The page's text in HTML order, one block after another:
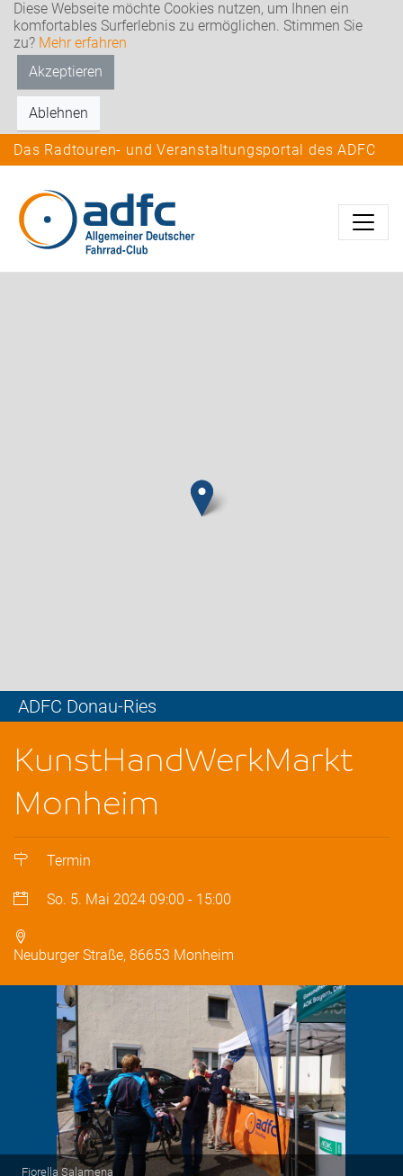
Diese Webseite möchte Cookies nutzen, um Ihnen ein
komfortables Surferlebnis zu ermöglichen. Stimmen Sie
zu? Mehr erfahren
Akzeptieren
Ablehnen
Das Radtouren- und Veranstaltungsportal des ADFC
ADFC Donau-Ries
KunstHandWerkMarkt
Monheim
Termin
So. 5. Mai 2024 09:00 - 15:00
Neuburger Straße, 86653 Monheim
Fiorella Salamena